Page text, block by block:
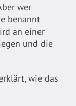
wer
benannt
an einer
und die
wie das